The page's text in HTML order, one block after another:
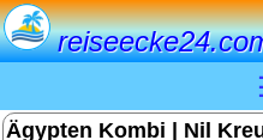
Ägypten Kombi | Nil